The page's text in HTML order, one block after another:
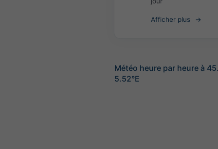
Afficher plus
Météo heure par heure à
5.52°E